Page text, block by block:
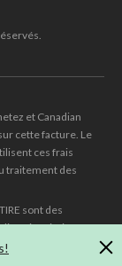
et Canadian
cette facture. Le
ces frais
traitement des
sont des
Tire Limitée.